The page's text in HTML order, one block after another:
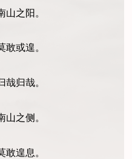
山之阳。
敢或遑。
哉归哉。
山之侧。
敢遑息。